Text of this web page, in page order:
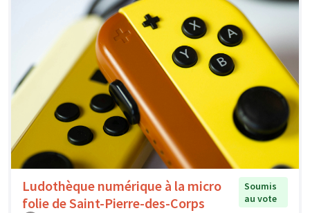
Ludothèque numérique à la micro
folie de Saint-Pierre-des-Corps
Soumis
au vote